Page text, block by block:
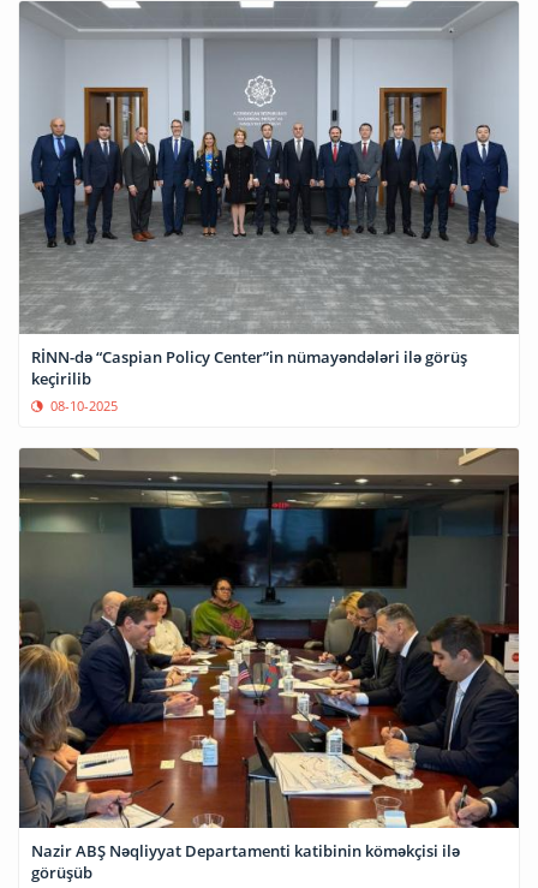
RİNN-də “Caspian Policy Center”in nümayəndələri ilə görüş
keçirilib
08-10-2025
Nazir ABŞ Nəqliyyat Departamenti katibinin köməkçisi ilə
görüşüb